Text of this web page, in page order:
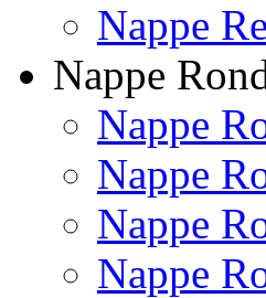
Nappe
Nappe
Nappe
Nappe
Nappe
Nappe